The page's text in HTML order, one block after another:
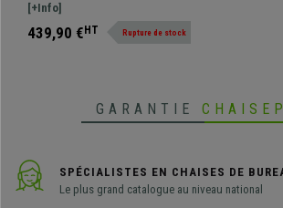
Noir
minimaliste et confort optimal
grâce à son rembourrage épais.
[+Info]
439,90 €HT Rupture de stock
GARANTIE
SPÉCIALISTES EN CHAISES DE
Le plus grand catalogue au niveau national